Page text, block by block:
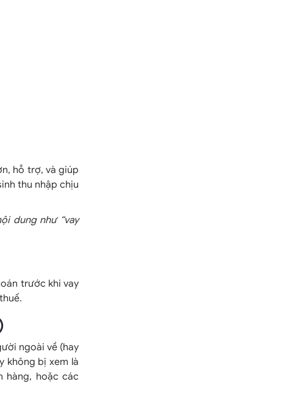
hỗ trợ, và giúp
thu nhập chịu
dung như “vay
trước khi vay
ngoài về (hay
không bị xem là
hàng, hoặc các